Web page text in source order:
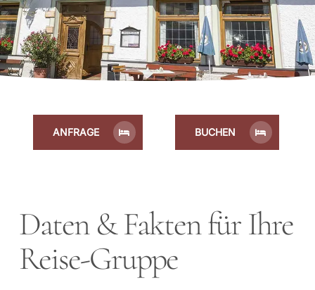
ANFRAGE BUCHEN
Daten & Fakten für Ihre
Reise-Gruppe